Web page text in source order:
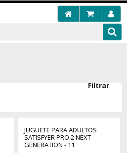
Filtrar
JUGUETE PARA ADULTOS
SATISFYER PRO 2 NEXT
GENERATION - 11